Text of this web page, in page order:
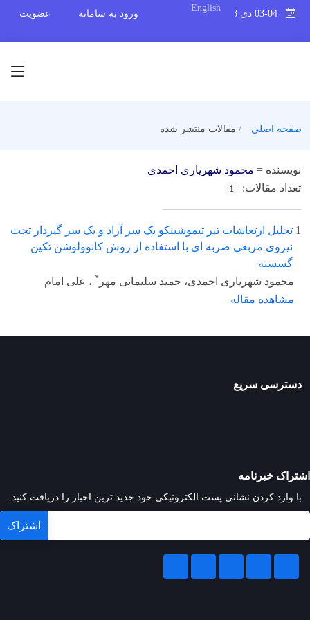
English
ورود به سامانه عضویت
صفحه اصلی مقالات منتشر شده
نویسنده = محمود شهریاری احمدی
تعداد مقالات:
1
1 تحلیل ارتعاشات تیر تیموشینکو یک سر آزاد و یک سر گیردار تحت
نیروی مربعی ضربه ای با استفاده از روش کانوولوشن تکین
گسسته
محمود شهریاری احمدی، حمید سلیمانی مهر * ، علی امام
مشاهده مقاله
دسترسی سریع
اشتراک خبرنامه
با وارد کردن نشانی پست الکترونیکی خود جدید ترین اخبار را دریافت کنید.